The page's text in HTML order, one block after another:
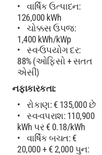
વાર્ષિક ઉત્પાદન:
126,000 kWh
ચોક્કસ ઉપજ:
1,400 kWh/kWp
સ્વ-ઉપયોગ દર:
88% (ઓફિસો + સતત
એસી)
નફાકારકતા:
રોકાણ: € 135,000 છે
સ્વ-વપરાશ: 110,900
kWh પર € 0.18/kWh
વાર્ષિક બચત: €
20,000 + € 2,000 પુન: